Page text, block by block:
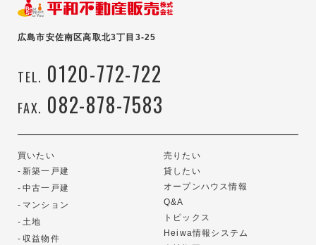
広島市安佐南区高取北3丁目3-25
TEL. 0120-772-722
FAX. 082-878-7583
買いたい
新築一戸建
中古一戸建
マンション
土地
収益物件
売りたい
貸したい
オープンハウス情報
Q&A
トピックス
Heiwa情報システム